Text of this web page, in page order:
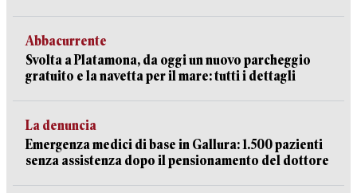
Abbacurrente
Svolta a Platamona, da oggi un nuovo parcheggio
gratuito e la navetta per il mare: tutti i dettagli
La denuncia
Emergenza medici di base in Gallura: 1.500 pazienti
senza assistenza dopo il pensionamento del dottore